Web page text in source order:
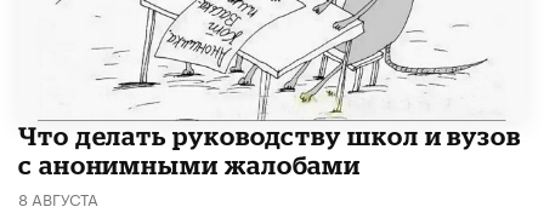
Что делать руководству школ и вузов
с анонимными жалобами
8 АВГУСТА